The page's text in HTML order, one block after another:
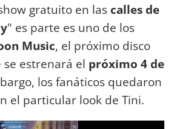
gratuito en las calles de
" es parte es uno de los
Music, el próximo disco
estrenará el próximo 4 de
los fanáticos quedaron
el particular look de Tini.